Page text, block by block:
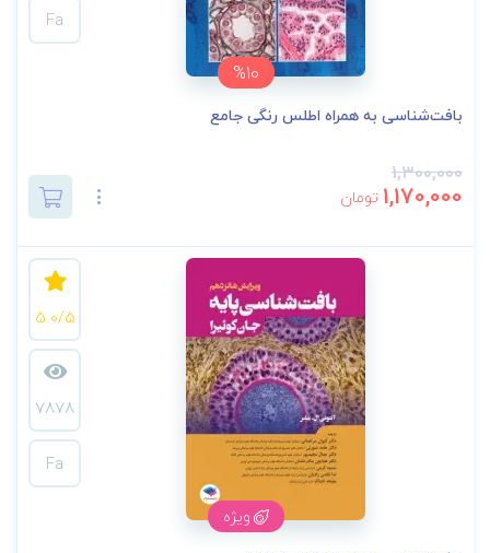
%10
Fa
بافت‌شناسی به همراه اطلس رنگی جامع
1,300,000
1,170,000 تومان
ویژه
5.0/5
7878
Fa